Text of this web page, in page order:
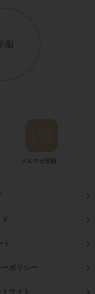
メルマガ登録
ド
ト
ーポリシー
サイト